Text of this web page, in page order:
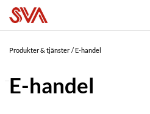
Produkter & tjänster E-handel
E-handel
Valda
taggar
PRODUKTKATEGORI